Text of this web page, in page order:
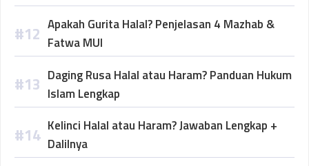
Apakah Gurita Halal? Penjelasan 4 Mazhab &
Fatwa MUI
Daging Rusa Halal atau Haram? Panduan Hukum
Islam Lengkap
Kelinci Halal atau Haram? Jawaban Lengkap +
Dalilnya